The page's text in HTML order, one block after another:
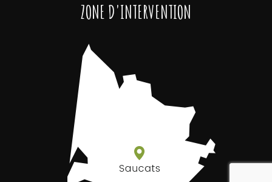
ZONE D'INTERVENTION